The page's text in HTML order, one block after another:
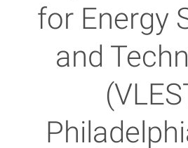
for Energy
and